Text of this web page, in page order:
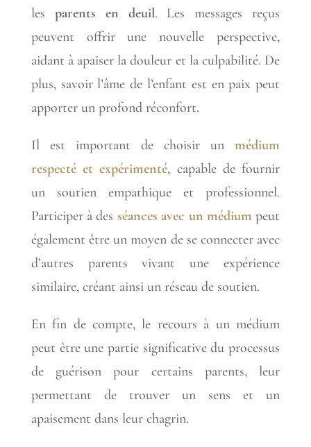
les parents en deuil. Les messages reçus
peuvent offrir une nouvelle perspective,
aidant à apaiser la douleur et la culpabilité. De
plus, savoir l’âme de l’enfant est en paix peut
apporter un profond réconfort.
Il est important de choisir unmédium
respecté et expérimenté, capable de fournir
un soutien empathique et professionnel.
Participer à des séances avec un médium peut
également être un moyen de se connecter avec
d’autres parents vivant une expérience
similaire, créant ainsi un réseau de soutien.
En fin de compte, le recours à un médium
peut être une partie significative du processus
de guérison pour certains parents, leur
permettant de trouver un sens et un
apaisement dans leur chagrin.